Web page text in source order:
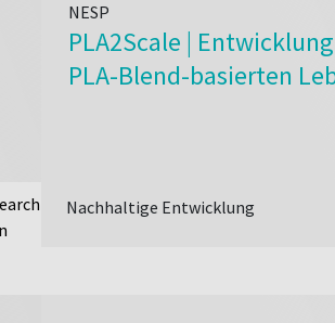
NESP
PLA2Scale |
PLA-Blend-basierten
Nachhaltige Entwicklung